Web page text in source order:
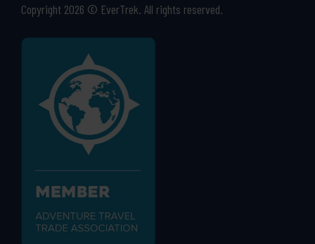
Copyright 2026 © EverTrek. All rights reserved.